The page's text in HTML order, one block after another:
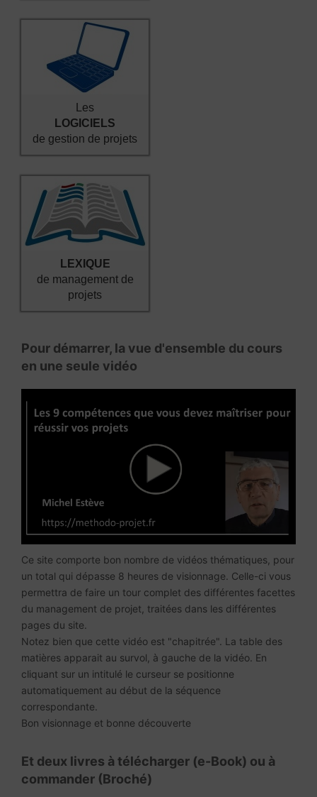
Les
LOGICIELS
de gestion de projets
LEXIQUE
de management de
projets
Pour démarrer, la vue d'ensemble du cours
en une seule vidéo
Ce site comporte bon nombre de vidéos thématiques, pour
un total qui dépasse 8 heures de visionnage. Celle-ci vous
permettra de faire un tour complet des différentes facettes
du management de projet, traitées dans les différentes
pages du site.
Notez bien que cette vidéo est "chapitrée". La table des
matières apparait au survol, à gauche de la vidéo. En
cliquant sur un intitulé le curseur se positionne
automatiquement au début de la séquence
correspondante.
Bon visionnage et bonne découverte
Et deux livres à télécharger (e-Book) ou à
commander (Broché)